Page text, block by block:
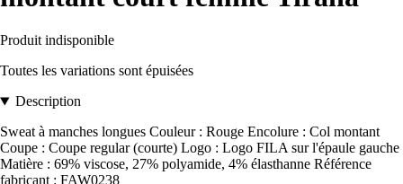
Produit indisponible
Toutes les variations sont épuisées
Description
Sweat à manches longues Couleur : Rouge Encolure : Col montant
Coupe : Coupe regular (courte) Logo : Logo FILA sur l'épaule gauche
Matière : 69% viscose, 27% polyamide, 4% élasthanne Référence
fabricant : FAW0238